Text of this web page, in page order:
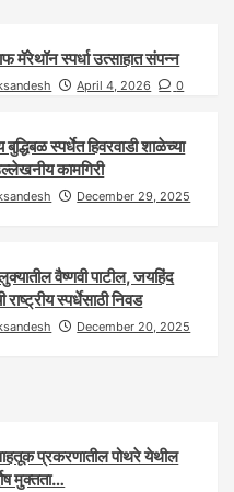
मॅरेथॉन स्पर्धा उत्साहात संपन्न
April 4, 2026 0
बुद्धिबळ स्पर्धेत हिवरवाडी शाळेच्या
कामगिरी
December 29, 2025
वैष्णवी पाटील, जयहिंद
राष्ट्रीय स्पर्धेसाठी निवड
December 20, 2025
प्रकरणातील पोथरे येथील
मुक्तता…